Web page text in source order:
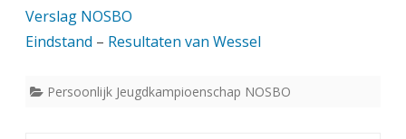
Verslag NOSBO
Eindstand – Resultaten van Wessel
Persoonlijk Jeugdkampioenschap NOSBO